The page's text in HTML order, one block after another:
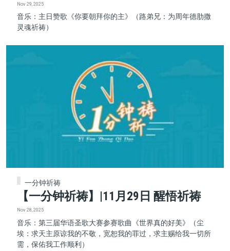
Nov 29, 2025
音乐：主日赞歌《你要朝拜你的主》（路弟兄：为周年德肋撒
灵魂祈祷）
一分钟祈祷
【一分钟祈祷】|11月29日 醒悟祈祷
Nov 28, 2025
音乐：第三届华语圣歌大赛参赛歌曲《世界真的好美》（尘
埃：求天主原谅我的不敬，宽恕我的罪过，求主赐给我一切所
需，保佑我工作顺利）